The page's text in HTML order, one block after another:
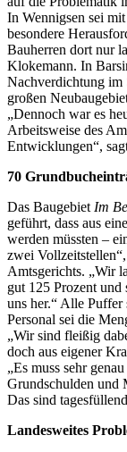
In Wennigsen sei
besondere
Bauherren dort nur
Klokemann. In
Nachverdichtung im
großen
„Dennoch war es
Arbeitsweise des
Entwicklungen“,
70
Das Baugebiet Im
geführt, dass aus
werden müssten –
zwei
Amtsgerichts. „Wir
gut 125 Prozent und
uns her.“ Alle Puffer
Personal sei die
„Wir sind fleißig
doch aus eigener
„Es muss sehr
Grundschulden und
Das sind
Landesweites